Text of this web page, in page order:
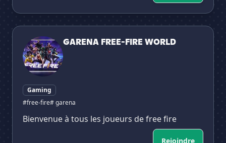
GARENA FREE-FIRE WORLD
GARENA FREE-FIRE WORLD
Gaming
#free-fire# garena
Bienvenue à tous les joueurs de free fire
Rejoindre